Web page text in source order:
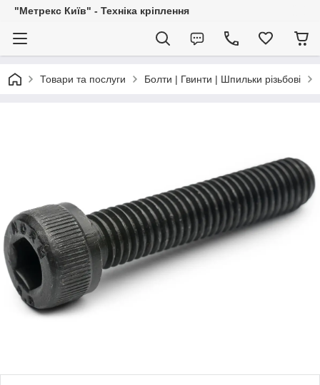
"Метрекс Київ" - Техніка кріплення
Товари та послуги Болти | Гвинти | Шпильки різьбові